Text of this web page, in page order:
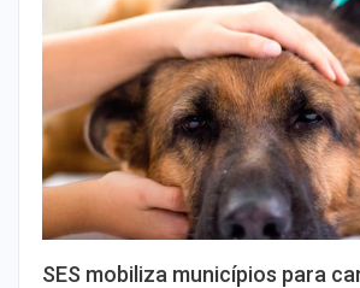
SES mobiliza municípios para